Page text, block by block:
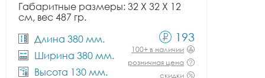
Габаритные размеры: 32 X 32 X 12
см, вес 487 гр.
Длина 380 мм.
Ширина 380 мм.
Высота 130 мм.
193
100+ в наличии
розничная цена
скидки